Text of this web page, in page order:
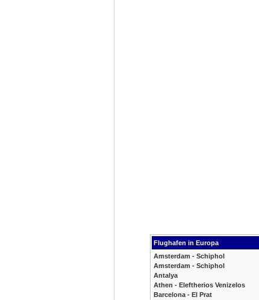
Flughafen in Europa
Amsterdam - Schiphol
Amsterdam - Schiphol
Antalya
Athen - Eleftherios Venizelos
Barcelona - El Prat